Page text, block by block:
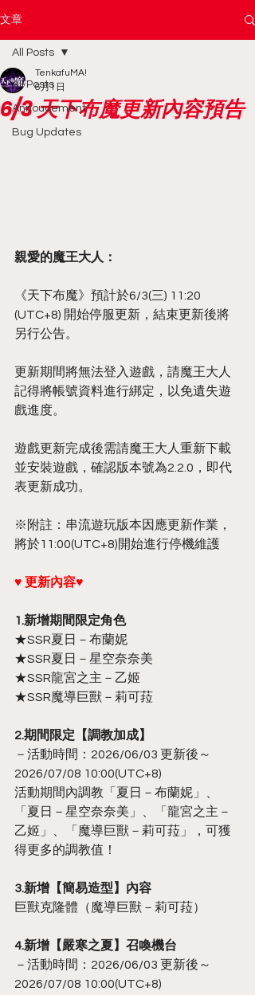
文章
All Posts
Annoucement
Bug Updates
All Posts
6/3 天下布魔更新內容預告
TenkafuMA!
6月1日
親愛的魔王大人：
《天下布魔》預計於6/3(三) 11:20
(UTC+8) 開始停服更新，結束更新後將
另行公告。
更新期間將無法登入遊戲，請魔王大人
記得將帳號資料進行綁定，以免遺失遊
戲進度。
遊戲更新完成後需請魔王大人重新下載
並安裝遊戲，確認版本號為2.2.0，即代
表更新成功。
※附註：串流遊玩版本因應更新作業，
將於11:00(UTC+8)開始進行停機維護
♥ 更新內容♥
1.新增期間限定角色
★SSR夏日－布蘭妮
★SSR夏日－星空奈奈美
★SSR龍宮之主－乙姬
★SSR魔導巨獸－莉可菈
2.期間限定【調教加成】
－活動時間：2026/06/03 更新後～
2026/07/08 10:00(UTC+8)
活動期間內調教「夏日－布蘭妮」、
「夏日－星空奈奈美」、「龍宮之主－
乙姬」、「魔導巨獸－莉可菈」，可獲
得更多的調教值！
3.新增【簡易造型】內容
巨獸克隆體（魔導巨獸－莉可菈）
4.新增【嚴寒之夏】召喚機台
－活動時間：2026/06/03 更新後～
2026/07/08 10:00(UTC+8)